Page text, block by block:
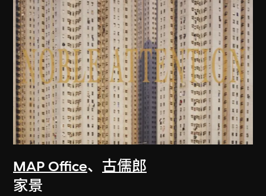
MAP Office、 古儒郎
家景